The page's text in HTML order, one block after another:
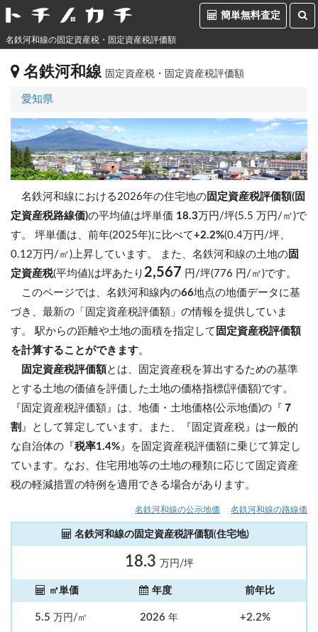
簡単無料査定
名鉄河和線の固定資産税・固定資産税評価額
名鉄河和線 固定資産税・固定資産税評価額
愛知県
名鉄河和線における2026年の住宅地の 固定資産税評価額(固
定資産税路線価)の平均値は坪単価 18.3万円/坪(5.5 万円/㎡)で
す。 坪単価は、前年(2025年)に比べて+2.2%(0.4万円/坪、
0.12万円/㎡)上昇しています。
また、名鉄河和線の土地の 固
定資産税(平均値)は坪あたり 2,567 円/坪(776 円/㎡)です。
このページでは、名鉄河和線内の66地点の地価データに基
づき、最新の「固定資産税評価額」の情報を提供していま
す。 駅からの距離や土地の面積を指定して 固定資産税評価額
を計算することができます。
固定資産税評価額とは、固定資産税を算出するための基準
とする土地の価値を評価した土地の価格指標(評価額)です。
『固定資産税評価額』は、地価・土地価格(公示地価)の『 ７
割 』として算定しています。また、『固定資産税』は一般的
な自治体の『税率1.4% 』を固定資産税評価額に乗じて算定し
ています。なお、住宅用地等の土地の種類に応じて固定資産
税の軽減措置の特例を適用できる場合があります。
名鉄河和線の公示地価 名鉄河和線の路線価
名鉄河和線の固定資産税評価額(住宅地)
18.3 万円/坪
㎡単価 年度 前年比
5.5 万円/㎡ 2026 年 +2.2%